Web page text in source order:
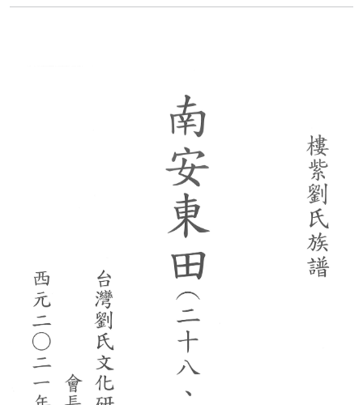
新界粉嶺區馬尾吓簡頭村劉氏族譜
劉華巖老譜
劉永富主編西元一九六一年
龍川族譜
五忠堂先祖傳略